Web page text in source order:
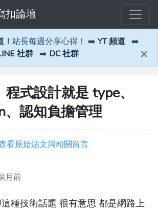
扣論壇
站長每週分享心得！ ➡️ YT 頻道 ➡️
社群 ➡️ DC 社群 ×
程式設計就是 type、
、認知負擔管理
看原始貼文與相關留言
月前
種技術話題 很有意思 都是網路上